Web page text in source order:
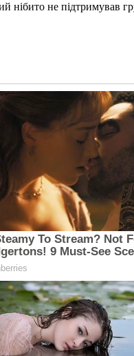
нібито не підтримував